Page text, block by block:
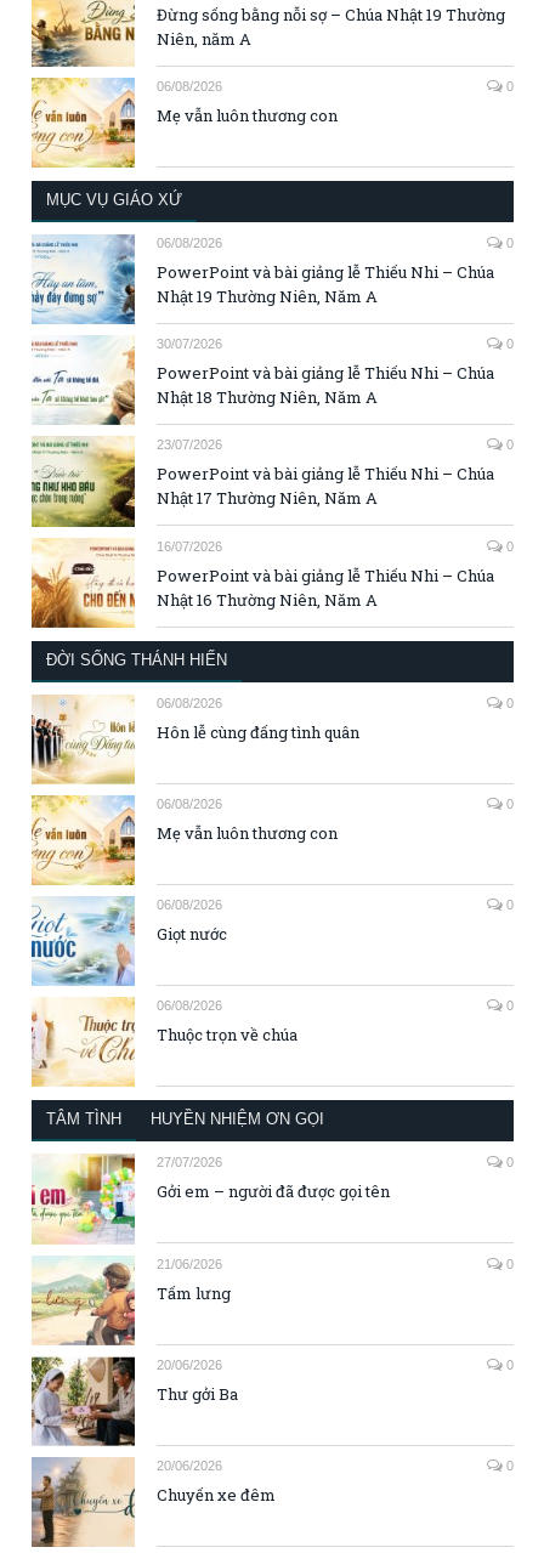
Đừng sống bằng nỗi sợ – Chúa Nhật 19 Thường
Niên, năm A
06/08/2026 0
Mẹ vẫn luôn thương con
MỤC VỤ GIÁO XỨ
06/08/2026 0
PowerPoint và bài giảng lễ Thiếu Nhi – Chúa
Nhật 19 Thường Niên, Năm A
30/07/2026 0
PowerPoint và bài giảng lễ Thiếu Nhi – Chúa
Nhật 18 Thường Niên, Năm A
23/07/2026 0
PowerPoint và bài giảng lễ Thiếu Nhi – Chúa
Nhật 17 Thường Niên, Năm A
16/07/2026 0
PowerPoint và bài giảng lễ Thiếu Nhi – Chúa
Nhật 16 Thường Niên, Năm A
ĐỜI SỐNG THÁNH HIẾN
06/08/2026 0
Hôn lễ cùng đấng tình quân
06/08/2026 0
Mẹ vẫn luôn thương con
06/08/2026 0
Giọt nước
06/08/2026 0
Thuộc trọn về chúa
TÂM TÌNH HUYỀN NHIỆM ƠN GỌI
27/07/2026 0
Gởi em – người đã được gọi tên
21/06/2026 0
Tấm lưng
20/06/2026 0
Thư gởi Ba
20/06/2026 0
Chuyến xe đêm